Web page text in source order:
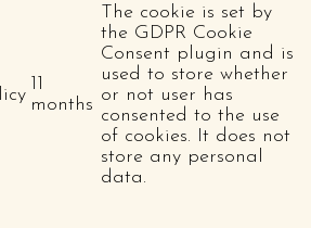
11
months
The cookie is set by
the GDPR Cookie
Consent plugin and is
used to store whether
or not user has
consented to the use
of cookies. It does not
store any personal
data.